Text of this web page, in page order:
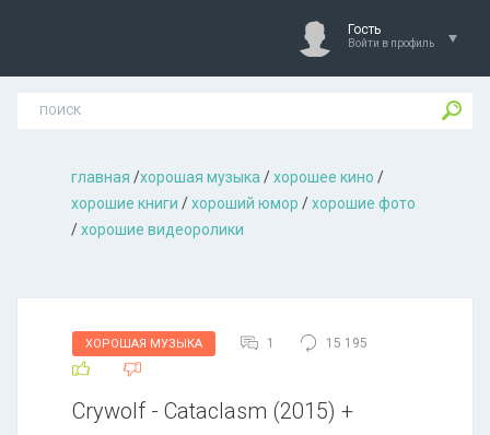
Гость
Войти в профиль
главная /хорошая музыкa /хорошее кино /
хорошие книги /хороший юмор /хорошие фото
/хорошие видеоролики
ХОРОШАЯ МУЗЫКА 1 15 195
Crywolf - Cataclasm (2015) +